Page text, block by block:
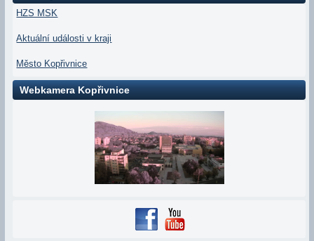
HZS MSK
Aktuální události v kraji
Město Kopřivnice
Webkamera Kopřivnice